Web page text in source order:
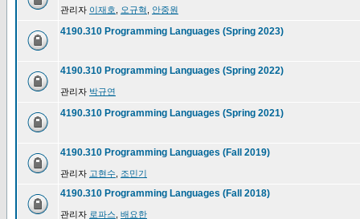
관리자 이재호 오규혁 안중원
4190.310 Programming Languages (Spring 2023)
4190.310 Programming Languages (Spring 2022)
관리자 박규연
4190.310 Programming Languages (Spring 2021)
4190.310 Programming Languages (Fall 2019)
관리자 고현수 조민기
4190.310 Programming Languages (Fall 2018)
관리자 로파스 배요한